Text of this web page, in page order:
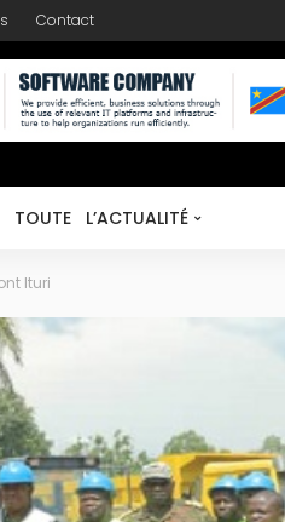
Contact
TOUTE L’ACTUALITÉ
Ituri